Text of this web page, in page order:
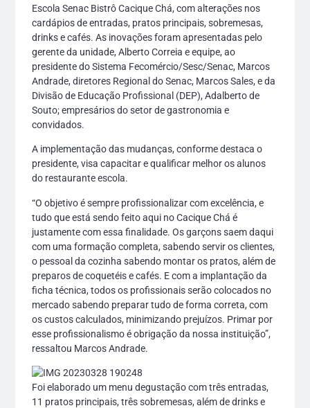
Escola Senac Bistrô Cacique Chá, com alterações nos
cardápios de entradas, pratos principais, sobremesas,
drinks e cafés. As inovações foram apresentadas pelo
gerente da unidade, Alberto Correia e equipe, ao
presidente do Sistema Fecomércio/Sesc/Senac, Marcos
Andrade, diretores Regional do Senac, Marcos Sales, e da
Divisão de Educação Profissional (DEP), Adalberto de
Souto; empresários do setor de gastronomia e
convidados.
A implementação das mudanças, conforme destaca o
presidente, visa capacitar e qualificar melhor os alunos
do restaurante escola.
“O objetivo é sempre profissionalizar com excelência, e
tudo que está sendo feito aqui no Cacique Chá é
justamente com essa finalidade. Os garçons saem daqui
com uma formação completa, sabendo servir os clientes,
o pessoal da cozinha sabendo montar os pratos, além de
preparos de coquetéis e cafés. E com a implantação da
ficha técnica, todos os profissionais serão colocados no
mercado sabendo preparar tudo de forma correta, com
os custos calculados, minimizando prejuízos. Primar por
esse profissionalismo é obrigação da nossa instituição”,
ressaltou Marcos Andrade.
Foi elaborado um menu degustação com três entradas,
11 pratos principais, três sobremesas, além de drinks e